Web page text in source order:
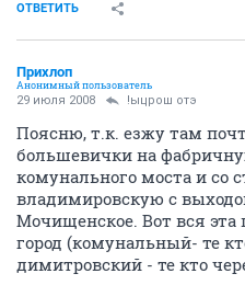
ОТВЕТИТЬ
Прихлоп
Анонимный пользователь
29 июля 2008 !ыцрош отэ
Поясню, т.к. езжу там
большевички на
комунального моста и со
владимировскую с
Мочищенское. Вот вся эта
город (комунальный- те
димитровский - те кто